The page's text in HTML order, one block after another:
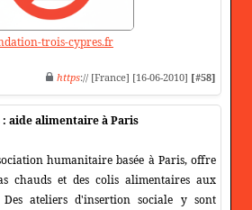
trois-cypres.fr
https:// [France] [16-06-2010] [#58]
: aide alimentaire à Paris
humanitaire basée à Paris, offre
chauds et des colis alimentaires aux
Des ateliers d'insertion sociale y sont